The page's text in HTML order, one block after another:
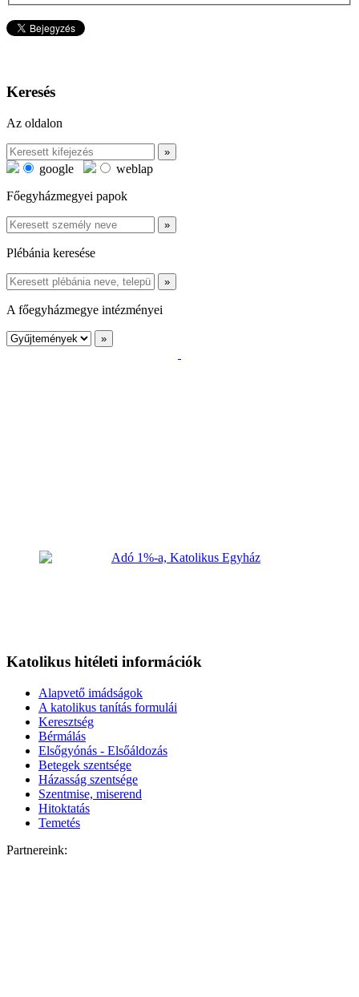
Keresés
Az oldalon
google
weblap
Főegyházmegyei papok
Plébánia keresése
A főegyházmegye intézményei
Katolikus hitéleti információk
Alapvető imádságok
A katolikus tanítás formulái
Keresztség
Bérmálás
Elsőgyónás - Elsőáldozás
Betegek szentsége
Házasság szentsége
Szentmise, miserend
Hitoktatás
Temetés
Partnereink: